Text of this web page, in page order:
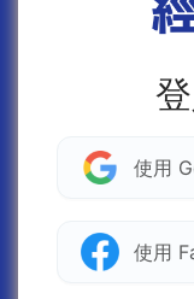
使用
使用